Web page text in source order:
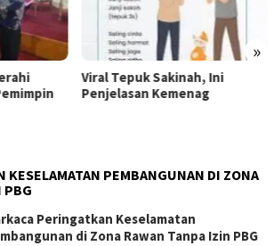
»
Viral Tepuk Sakinah, Ini
Penjelasan Kemenag
KESELAMATAN PEMBANGUNAN DI ZONA
PBG
Peringatkan Keselamatan
di Zona Rawan Tanpa Izin PBG